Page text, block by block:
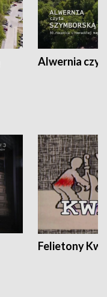
Alwernia
Felietony